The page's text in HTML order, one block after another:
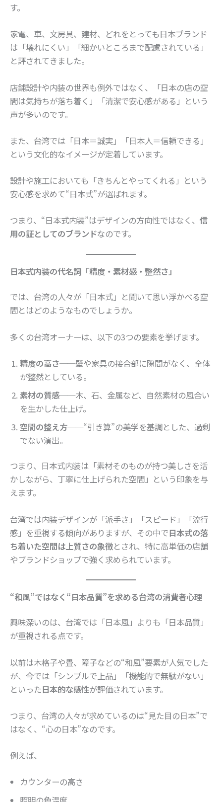
す。
家電、車、文房具、建材、どれをとっても日本ブランド
は「壊れにくい」「細かいところまで配慮されている」
と評されてきました。
店舗設計や内装の世界も例外ではなく、「日本の店の空
間は気持ちが落ち着く」「清潔で安心感がある」という
声が多いのです。
また、台湾では「日本＝誠実」「日本人＝信頼できる」
という文化的なイメージが定着しています。
設計や施工においても「きちんとやってくれる」という
安心感を求めて“日本式”が選ばれます。
つまり、“日本式内装”はデザインの方向性ではなく、 信
用の証としてのブランドなのです。
日本式内装の代名詞「精度・素材感・整然さ」
では、台湾の人々が「日本式」と聞いて思い浮かべる空
間とはどのようなものでしょうか。
多くの台湾オーナーは、以下の3つの要素を挙げます。
精度の高さ──壁や家具の接合部に隙間がなく、全体
が整然としている。
素材の質感──木、石、金属など、自然素材の風合い
を生かした仕上げ。
空間の整え方──“引き算”の美学を基調とした、過剰
でない演出。
つまり、日本式内装は「素材そのものが持つ美しさを活
かしながら、丁寧に仕上げられた空間」という印象を与
えます。
台湾では内装デザインが「派手さ」「スピード」「流行
感」を重視する傾向がありますが、その中で日本式の落
ち着いた空間は上質さの象徴とされ、特に高単価の店舗
やブランドショップで強く求められています。
“和風”ではなく“日本品質”を求める台湾の消費者心理
興味深いのは、台湾では「日本風」よりも「日本品質」
が重視される点です。
以前は木格子や畳、障子などの“和風”要素が人気でした
が、今では「シンプルで上品」「機能的で無駄がない」
といった日本的な感性が評価されています。
つまり、台湾の人々が求めているのは“見た目の日本”で
はなく、“心の日本”なのです。
例えば、
カウンターの高さ